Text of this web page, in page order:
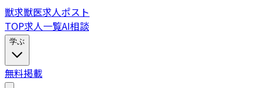
獣求獣医求人ポスト
TOP求人一覧AI相談
学ぶ
無料掲載